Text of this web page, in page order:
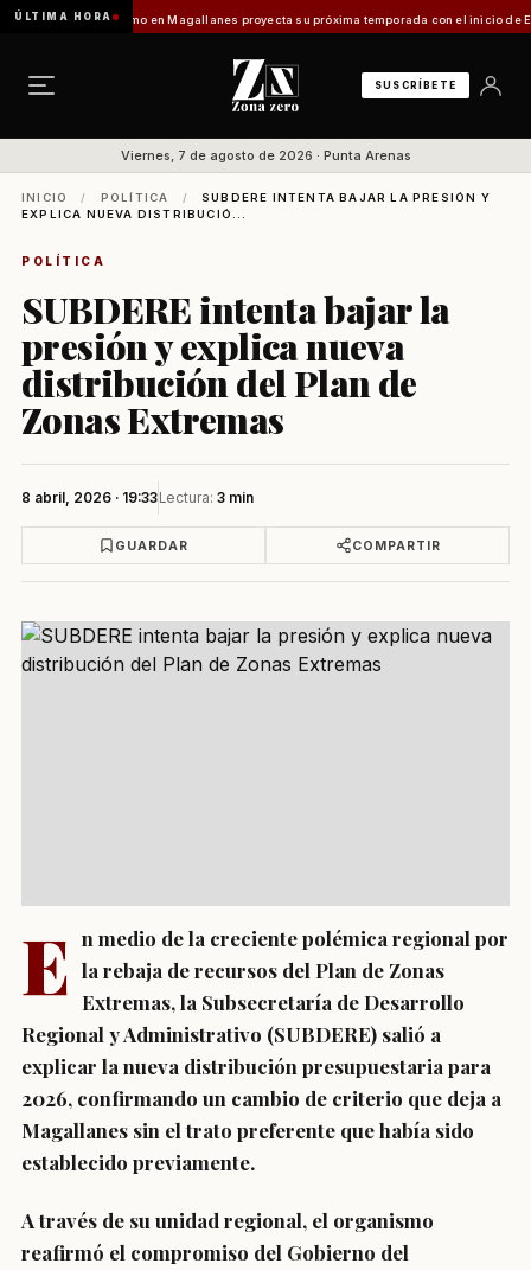
ÚLTIMA HORA
Turismo en Magallanes proyecta su próxima temporada con el inicio de Enprotur
SUSCRÍBETE
Viernes, 7 de agosto de 2026 · Punta Arenas
INICIO / POLÍTICA /
SUBDERE INTENTA BAJAR LA PRESIÓN Y
EXPLICA NUEVA DISTRIBUCIÓ...
POLÍTICA
SUBDERE intenta bajar la
presión y explica nueva
distribución del Plan de
Zonas Extremas
8 abril, 2026 · 19:33Lectura: 3 min
GUARDAR COMPARTIR
E n medio de la creciente polémica regional por
la rebaja de recursos del Plan de Zonas
Extremas, la Subsecretaría de Desarrollo
Regional y Administrativo (SUBDERE) salió a
explicar la nueva distribución presupuestaria para
2026, confirmando un cambio de criterio que deja a
Magallanes sin el trato preferente que había sido
establecido previamente.
A través de su unidad regional, el organismo
reafirmó el compromiso del Gobierno del